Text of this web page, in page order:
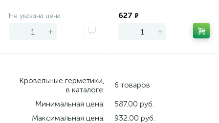
Не указана цена
- +
627 ₽
- +
Кровельные герметики,
в каталоге:
6 товаров
Минимальная цена:
587.00 руб.
Максимальная цена:
932.00 руб.